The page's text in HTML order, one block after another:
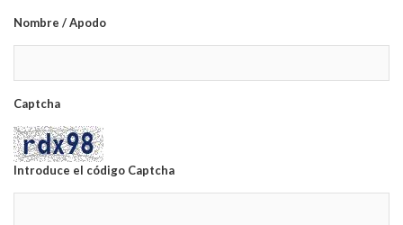
Nombre / Apodo
Captcha
Introduce el código Captcha